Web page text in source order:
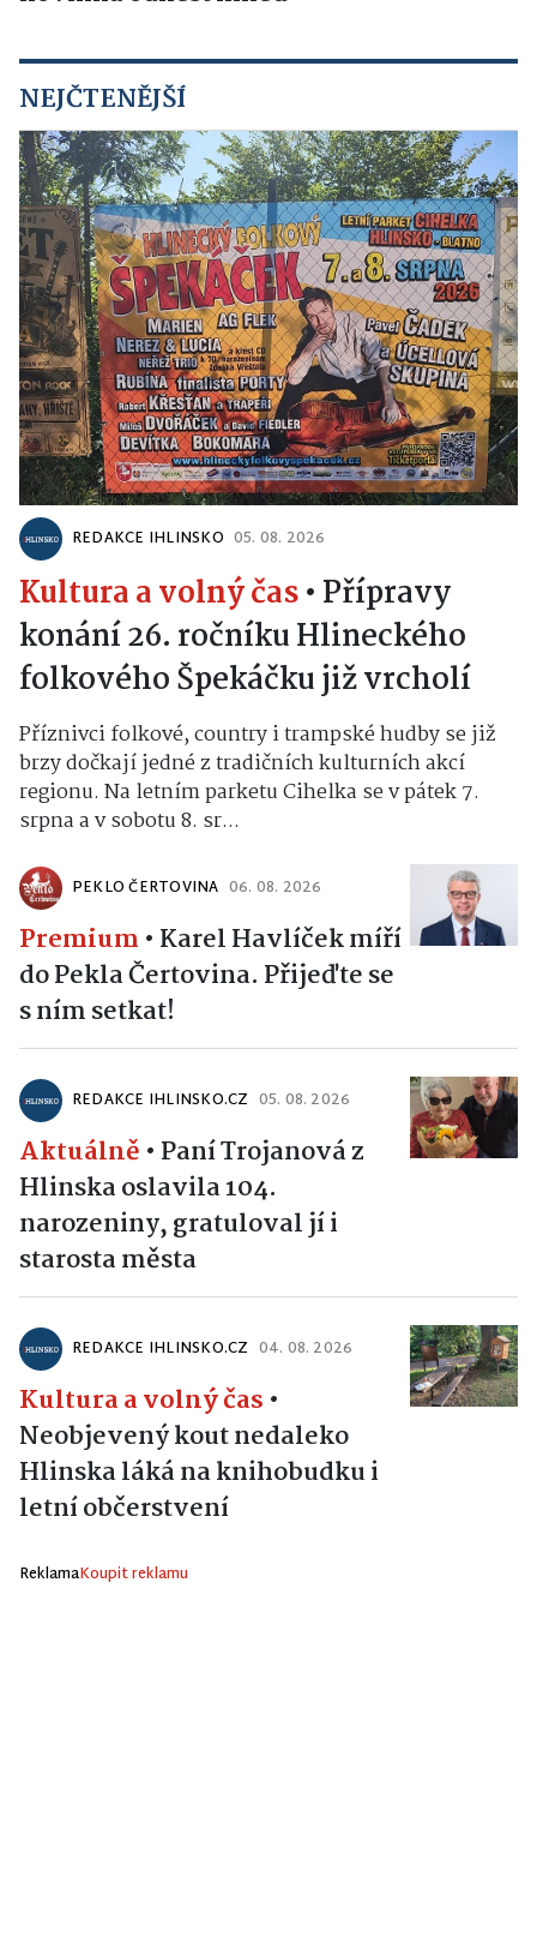
NEJČTENĚJŠÍ
REDAKCE IHLINSKO 05. 08. 2026
Kultura a volný čas• Přípravy
konání 26. ročníku Hlineckého
folkového Špekáčku již vrcholí
Příznivci folkové, country i trampské hudby se již
brzy dočkají jedné z tradičních kulturních akcí
regionu. Na letním parketu Cihelka se v pátek 7.
srpna a v sobotu 8. sr...
PEKLO ČERTOVINA 06. 08. 2026
Premium • Karel Havlíček míří
do Pekla Čertovina. Přijeďte se
s ním setkat!
REDAKCE IHLINSKO.CZ 05. 08. 2026
Aktuálně • Paní Trojanová z
Hlinska oslavila 104.
narozeniny, gratuloval jí i
starosta města
REDAKCE IHLINSKO.CZ 04. 08. 2026
Kultura a volný čas •
Neobjevený kout nedaleko
Hlinska láká na knihobudku i
letní občerstvení
ReklamaKoupit reklamu